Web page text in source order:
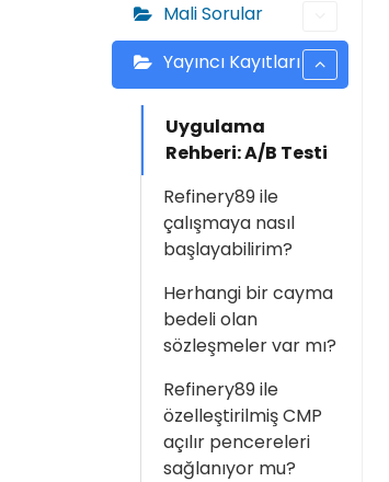
Mali Sorular
Yayıncı Kayıtları
Uygulama
Rehberi: A/B Testi
Refinery89 ile
çalışmaya nasıl
başlayabilirim?
Herhangi bir cayma
bedeli olan
sözleşmeler var mı?
Refinery89 ile
özelleştirilmiş CMP
açılır pencereleri
sağlanıyor mu?